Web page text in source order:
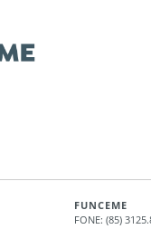
FUNCEME
FONE: (85)